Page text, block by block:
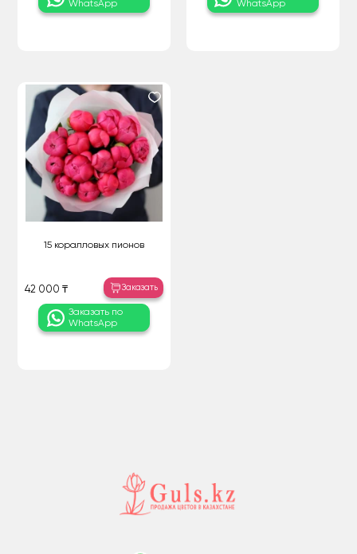
WhatsApp
WhatsApp
15 коралловых пионов
42 000 ₸ Заказать
Заказать по
WhatsApp